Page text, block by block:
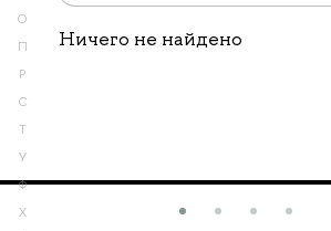
О
П
Р
С
Т
У
Ф
Х
Ничего не найдено